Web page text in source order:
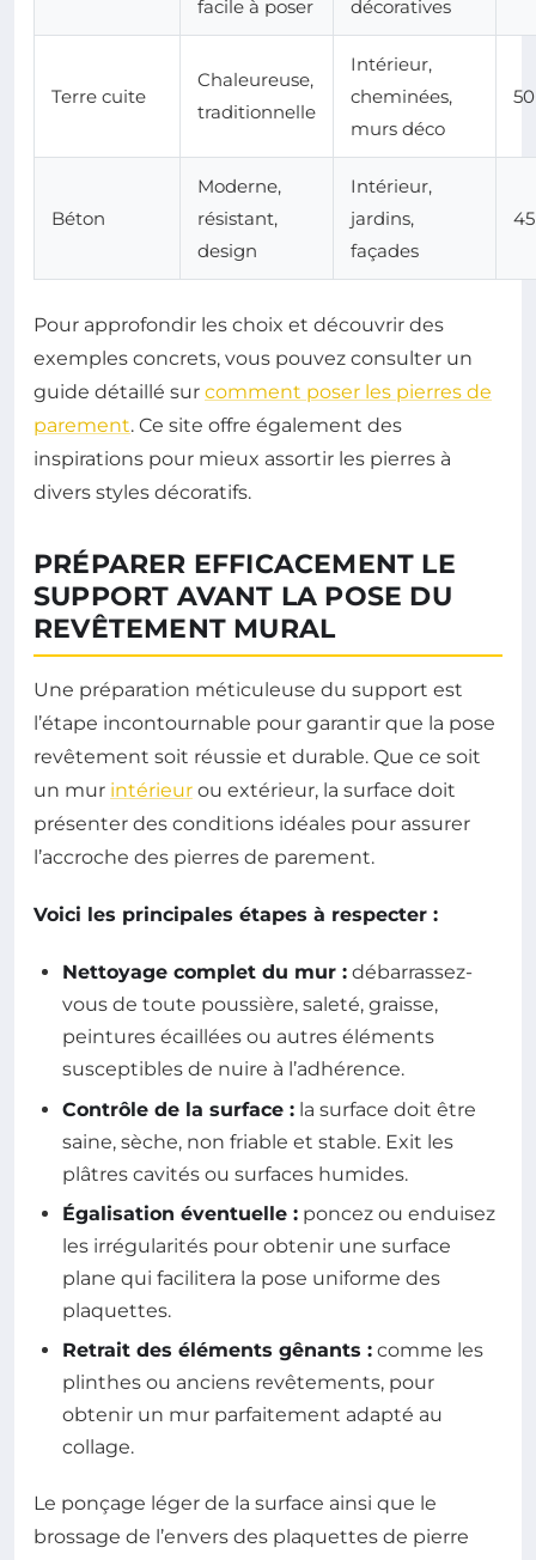
facile à poser décoratives
Terre cuite
Chaleureuse,
traditionnelle
Intérieur,
cheminées,
murs déco
Béton
Moderne,
résistant,
design
Intérieur,
jardins,
façades
Pour approfondir les choix et découvrir des
exemples concrets, vous pouvez consulter un
guide détaillé sur comment poser les pierres de
parement. Ce site offre également des
inspirations pour mieux assortir les pierres à
divers styles décoratifs.
PRÉPARER EFFICACEMENT LE
SUPPORT AVANT LA POSE DU
REVÊTEMENT MURAL
Une préparation méticuleuse du support est
l’étape incontournable pour garantir que la pose
revêtement soit réussie et durable. Que ce soit
un mur intérieur ou extérieur, la surface doit
présenter des conditions idéales pour assurer
l’accroche des pierres de parement.
Voici les principales étapes à respecter :
Nettoyage complet du mur : débarrassez-
vous de toute poussière, saleté, graisse,
peintures écaillées ou autres éléments
susceptibles de nuire à l’adhérence.
Contrôle de la surface : la surface doit être
saine, sèche, non friable et stable. Exit les
plâtres cavités ou surfaces humides.
Égalisation éventuelle : poncez ou enduisez
les irrégularités pour obtenir une surface
plane qui facilitera la pose uniforme des
plaquettes.
Retrait des éléments gênants : comme les
plinthes ou anciens revêtements, pour
obtenir un mur parfaitement adapté au
collage.
Le ponçage léger de la surface ainsi que le
brossage de l’envers des plaquettes de pierre